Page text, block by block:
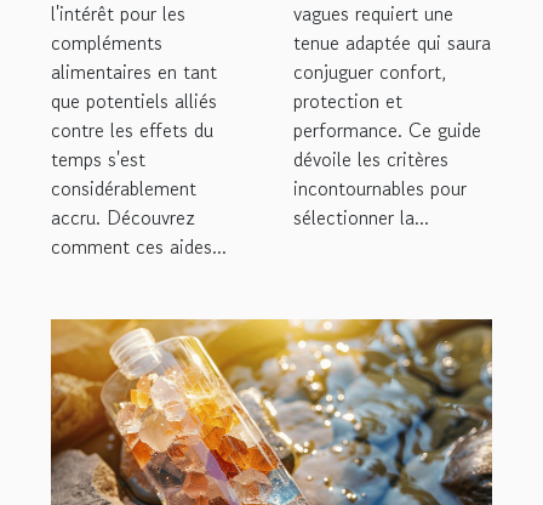
l'intérêt pour les
compléments
alimentaires en tant
que potentiels alliés
contre les effets du
temps s'est
considérablement
accru. Découvrez
comment ces aides...
vagues requiert une
tenue adaptée qui saura
conjuguer confort,
protection et
performance. Ce guide
dévoile les critères
incontournables pour
sélectionner la...